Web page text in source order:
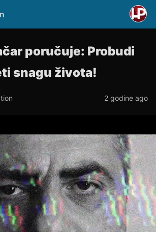
poručuje: Probudi
snagu života!
2 godine ago